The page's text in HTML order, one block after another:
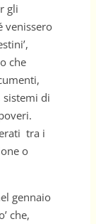
gli
venissero
che
di
tra i
o
gennaio
che,